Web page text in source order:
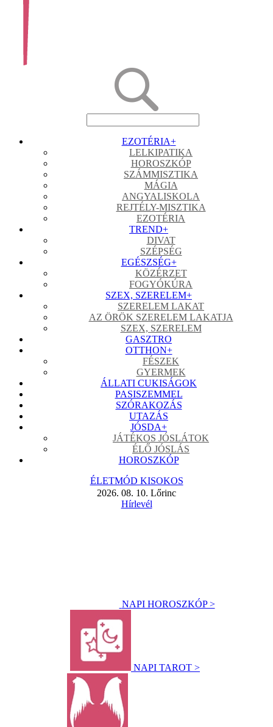
EZOTÉRIA+
LELKIPATIKA
HOROSZKÓP
SZÁMMISZTIKA
MÁGIA
ANGYALISKOLA
REJTÉLY-MISZTIKA
EZOTÉRIA
TREND+
DIVAT
SZÉPSÉG
EGÉSZSÉG+
KÖZÉRZET
FOGYÓKÚRA
SZEX, SZERELEM+
SZERELEM LAKAT
AZ ÖRÖK SZERELEM LAKATJA
SZEX, SZERELEM
GASZTRO
OTTHON+
FÉSZEK
GYERMEK
ÁLLATI CUKISÁGOK
PASISZEMMEL
SZÓRAKOZÁS
UTAZÁS
JÓSDA+
JÁTÉKOS JÓSLÁTOK
ÉLŐ JÓSLÁS
HOROSZKÓP
ÉLETMÓD KISOKOS
2026. 08. 10. Lőrinc
Hírlevél
NAPI HOROSZKÓP >
NAPI TAROT >